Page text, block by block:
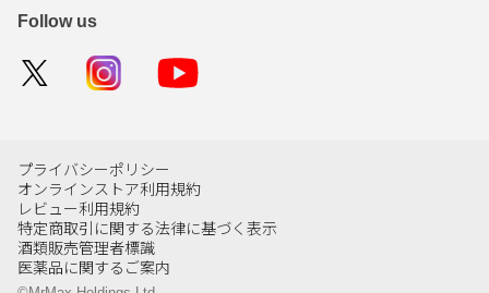
Follow us
プライバシーポリシー
オンラインストア利用規約
レビュー利用規約
特定商取引に関する法律に基づく表示
酒類販売管理者標識
医薬品に関するご案内